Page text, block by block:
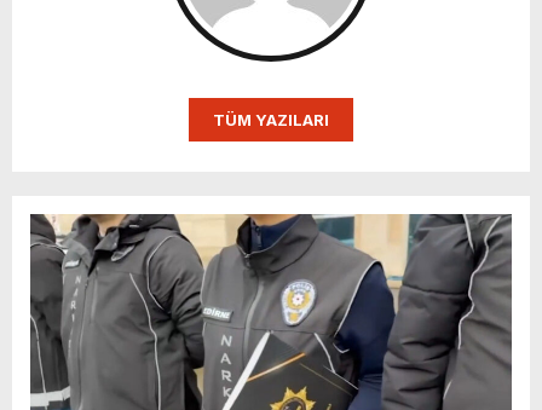
TÜM YAZILARI